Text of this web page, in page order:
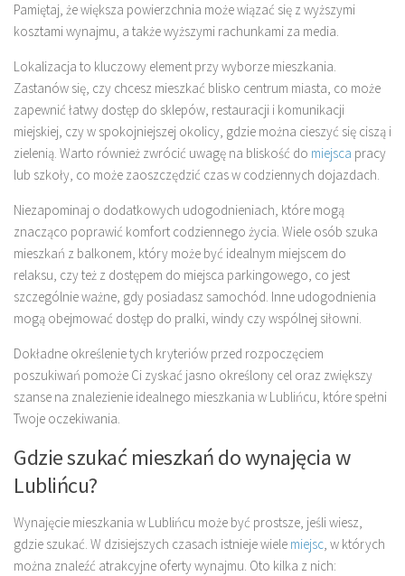
Pamiętaj, że większa powierzchnia może wiązać się z wyższymi
kosztami wynajmu, a także wyższymi rachunkami za media.
Lokalizacja to kluczowy element przy wyborze mieszkania.
Zastanów się, czy chcesz mieszkać blisko centrum miasta, co może
zapewnić łatwy dostęp do sklepów, restauracji i komunikacji
miejskiej, czy w spokojniejszej okolicy, gdzie można cieszyć się ciszą i
zielenią. Warto również zwrócić uwagę na bliskość do miejsca pracy
lub szkoły, co może zaoszczędzić czas w codziennych dojazdach.
Niezapominaj o dodatkowych udogodnieniach, które mogą
znacząco poprawić komfort codziennego życia. Wiele osób szuka
mieszkań z balkonem, który może być idealnym miejscem do
relaksu, czy też z dostępem do miejsca parkingowego, co jest
szczególnie ważne, gdy posiadasz samochód. Inne udogodnienia
mogą obejmować dostęp do pralki, windy czy wspólnej siłowni.
Dokładne określenie tych kryteriów przed rozpoczęciem
poszukiwań pomoże Ci zyskać jasno określony cel oraz zwiększy
szanse na znalezienie idealnego mieszkania w Lublińcu, które spełni
Twoje oczekiwania.
Gdzie szukać mieszkań do wynajęcia w
Lublińcu?
Wynajęcie mieszkania w Lublińcu może być prostsze, jeśli wiesz,
gdzie szukać. W dzisiejszych czasach istnieje wiele miejsc, w których
można znaleźć atrakcyjne oferty wynajmu. Oto kilka z nich: